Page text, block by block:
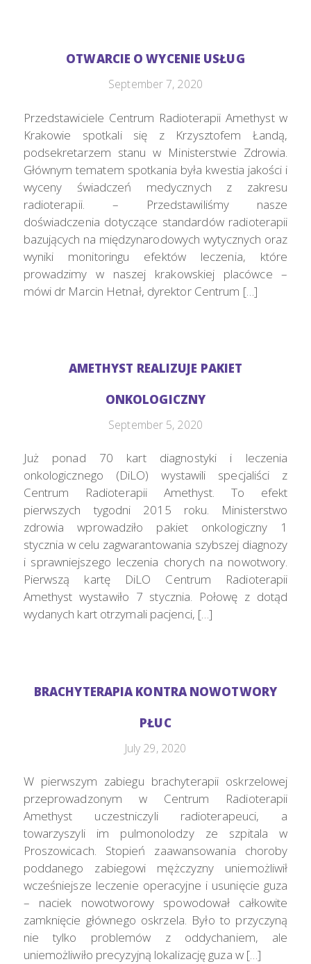
OTWARCIE O WYCENIE USŁUG
September 7, 2020
Przedstawiciele Centrum Radioterapii Amethyst w
Krakowie spotkali się z Krzysztofem Łandą,
podsekretarzem stanu w Ministerstwie Zdrowia.
Głównym tematem spotkania była kwestia jakości i
wyceny świadczeń medycznych z zakresu
radioterapii. – Przedstawiliśmy nasze
doświadczenia dotyczące standardów radioterapii
bazujących na międzynarodowych wytycznych oraz
wyniki monitoringu efektów leczenia, które
prowadzimy w naszej krakowskiej placówce –
mówi dr Marcin Hetnał, dyrektor Centrum […]
AMETHYST REALIZUJE PAKIET
ONKOLOGICZNY
September 5, 2020
Już ponad 70 kart diagnostyki i leczenia
onkologicznego (DiLO) wystawili specjaliści z
Centrum Radioterapii Amethyst. To efekt
pierwszych tygodni 2015 roku. Ministerstwo
zdrowia wprowadziło pakiet onkologiczny 1
stycznia w celu zagwarantowania szybszej diagnozy
i sprawniejszego leczenia chorych na nowotwory.
Pierwszą kartę DiLO Centrum Radioterapii
Amethyst wystawiło 7 stycznia. Połowę z dotąd
wydanych kart otrzymali pacjenci, […]
BRACHYTERAPIA KONTRA NOWOTWORY
PŁUC
July 29, 2020
W pierwszym zabiegu brachyterapii oskrzelowej
przeprowadzonym w Centrum Radioterapii
Amethyst uczestniczyli radioterapeuci, a
towarzyszyli im pulmonolodzy ze szpitala w
Proszowicach. Stopień zaawansowania choroby
poddanego zabiegowi mężczyzny uniemożliwił
wcześniejsze leczenie operacyjne i usunięcie guza
– naciek nowotworowy spowodował całkowite
zamknięcie głównego oskrzela. Było to przyczyną
nie tylko problemów z oddychaniem, ale
uniemożliwiło precyzyjną lokalizację guza w […]